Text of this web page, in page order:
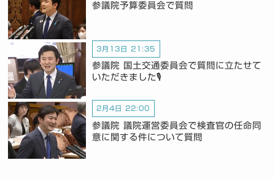
参議院予算委員会で質問
3月13日 21:35
参議院 国土交通委員会で質問に立たせて
いただきました🎙️
2月4日 22:00
参議院 議院運営委員会で検査官の任命同
意に関する件について質問